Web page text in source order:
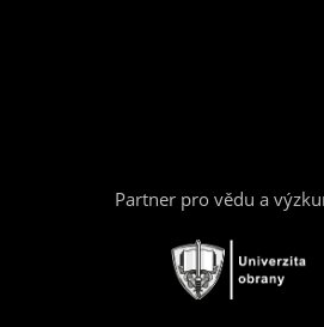
Partner pro vědu a